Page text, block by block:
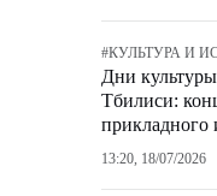
#КУЛЬТУРА И
Дни
Тбилиси:
прикладного
13:20, 18/07/2026